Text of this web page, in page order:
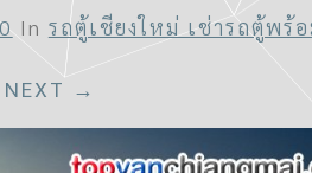
In รถตู้เชียงใหม่ เช่ารถตู้พร้
NEXT →